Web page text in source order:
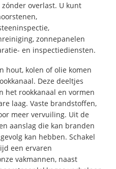
overlast. U kunt
zonnepanelen
en inspectiediensten.
hout, kolen of olie komen
Deze deeltjes
het rookkanaal en vormen
laag. Vaste brandstoffen,
meer vervuiling. Uit de
aanslag die kan branden
kan hebben. Schakel
een ervaren
vakmannen, naast